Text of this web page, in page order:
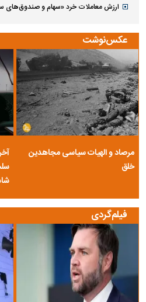
ارزش معاملات خرد «سهام و صندوق‌های سهامی» از مرز
عکس‌نوشت
مرصاد و الهیات سیاسی مجاهدین
خلق
فیلم‌گردی